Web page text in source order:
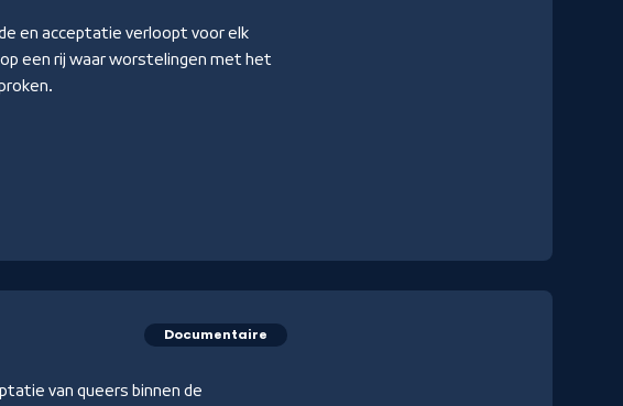
en acceptatie verloopt voor elk
een rij waar worstelingen met het
Documentaire
van queers binnen de